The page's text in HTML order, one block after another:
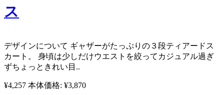
ス
​ デザインについて ギャザーがたっぷりの３段ティアードス
カート。 身頃は少しだけウエストを絞ってカジュアル過ぎ
ずちょっときれい目..
¥4,257 本体価格: ¥3,870